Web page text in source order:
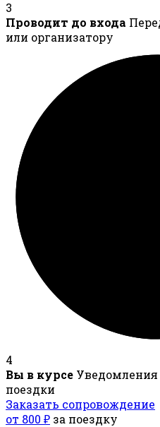
3
Проводит до входа
или организатору
4
Вы в курсе Уведомления
поездки
Заказать сопровождение
от 800 ₽ за поездку